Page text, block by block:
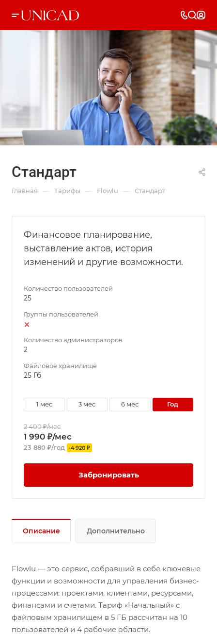
Стандарт
Главная — Тарифы — Flowlu — Стандарт
Финансовое планирование,
выставление актов, история
изменений и другие возможности.
Количество пользователей
25
Группы пользователей
Количество администраторов
2
Файловое хранилище
25 Гб
1 мес 3 мес 6 мес год
2 400 ₽/мес
1 990 ₽/мес
23 880 ₽/год -4 920 ₽
Забронировать
Описание Дополнительно
Flowlu — это сервис, собравший в себе ключевые
функции и возможности для управления бизнес-
процессами: проектами, клиентами, ресурсами,
финансами и счетами. Тариф «Начальный» с
файловым хранилищем в 5 ГБ рассчитан на 10
пользователей и 4 рабочие области.